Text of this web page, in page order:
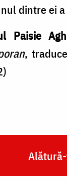
dintre ei
Paisie
,